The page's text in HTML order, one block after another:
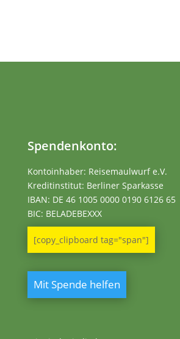
Spendenkonto:
Kontoinhaber: Reisemaulwurf e.V.
Kreditinstitut: Berliner Sparkasse
IBAN: DE 46 1005 0000 0190 6126 65
BIC: BELADEBEXXX
[copy_clipboard tag="span"]
Mit Spende helfen